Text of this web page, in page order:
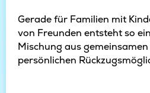
Gerade für Familien mit
von Freunden entsteht so
Mischung aus
persönlichen